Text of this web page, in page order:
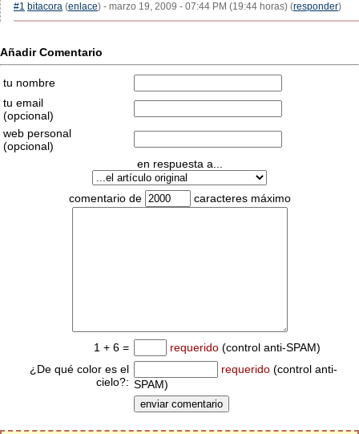
#1 bitacora (enlace) - marzo 19, 2009 - 07:44 PM (19:44 horas) (responder)
Añadir Comentario
tu nombre
tu email
(opcional)
web personal
(opcional)
en respuesta a...
comentario de caracteres máximo
1 + 6 = requerido (control anti-SPAM)
¿De qué color es el
cielo?:
requerido (control anti-
SPAM)